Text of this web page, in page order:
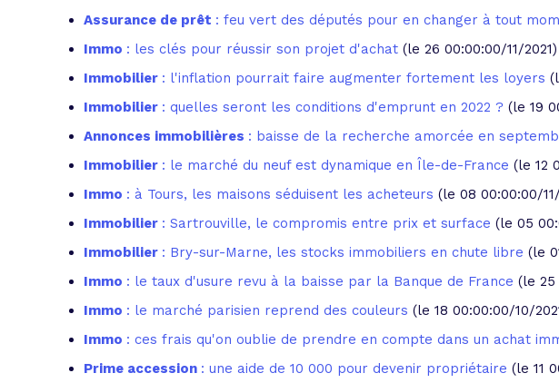
Assurance de prêt : feu vert des députés pour en changer à tout
Immo : les clés pour réussir son projet d'achat (le 26 00:00:00/11/2021)
Immobilier : l'inflation pourrait faire augmenter fortement les loyers
Immobilier : quelles seront les conditions d'emprunt en 2022 ? (le 19
Annonces immobilières : baisse de la recherche amorcée en
Immobilier : le marché du neuf est dynamique en Île-de-France (le 12
Immo : à Tours, les maisons séduisent les acheteurs (le 08 00:00:00/
Immobilier : Sartrouville, le compromis entre prix et surface (le 05
Immobilier : Bry-sur-Marne, les stocks immobiliers en chute libre (le
Immo : le taux d'usure revu à la baisse par la Banque de France (le 25
Immo : le marché parisien reprend des couleurs (le 18 00:00:00/10/
Immo : ces frais qu'on oublie de prendre en compte dans un achat
Prime accession : une aide de 10 000 pour devenir propriétaire (le 11